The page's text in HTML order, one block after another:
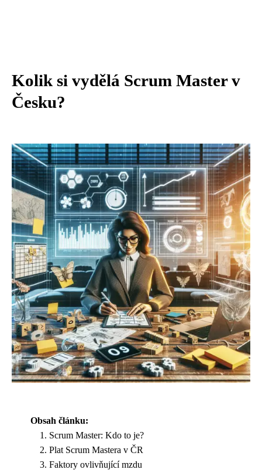
Kolik si vydělá Scrum Master v
Česku?
Obsah článku:
Scrum Master: Kdo to je?
Plat Scrum Mastera v ČR
Faktory ovlivňující mzdu